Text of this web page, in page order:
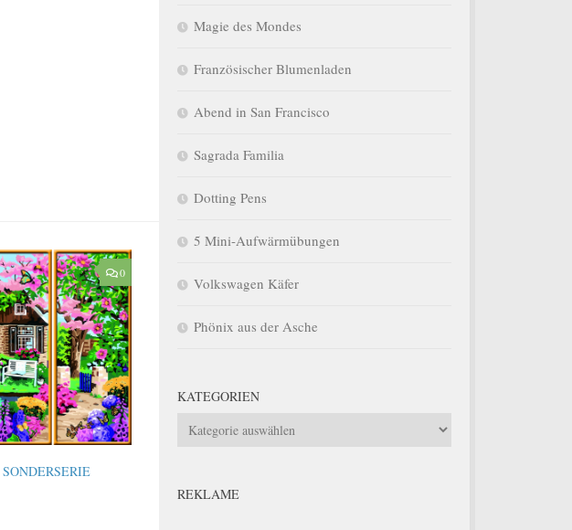
0
SONDERSERIE
Magie des Mondes
Französischer Blumenladen
Abend in San Francisco
Sagrada Familia
Dotting Pens
5 Mini-Aufwärmübungen
Volkswagen Käfer
Phönix aus der Asche
KATEGORIEN
Kategorien
REKLAME